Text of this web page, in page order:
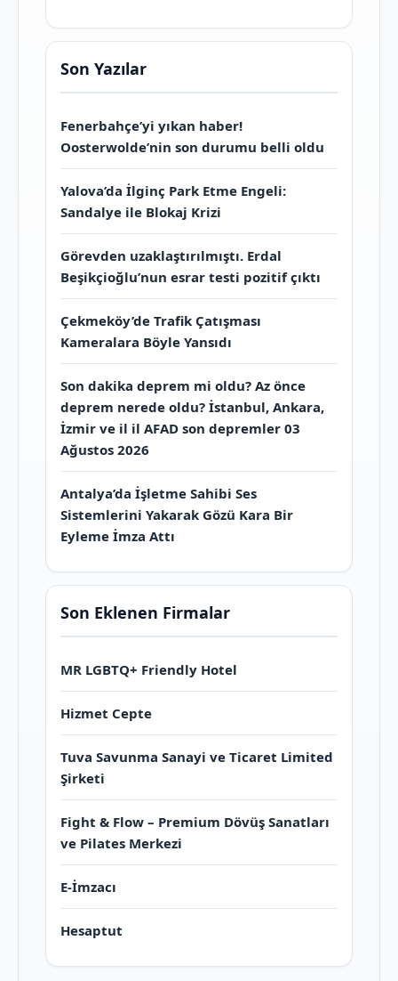
Son Yazılar
Fenerbahçe’yi yıkan haber!
Oosterwolde’nin son durumu belli oldu
Yalova’da İlginç Park Etme Engeli:
Sandalye ile Blokaj Krizi
Görevden uzaklaştırılmıştı. Erdal
Beşikçioğlu’nun esrar testi pozitif çıktı
Çekmeköy’de Trafik Çatışması
Kameralara Böyle Yansıdı
Son dakika deprem mi oldu? Az önce
deprem nerede oldu? İstanbul, Ankara,
İzmir ve il il AFAD son depremler 03
Ağustos 2026
Antalya’da İşletme Sahibi Ses
Sistemlerini Yakarak Gözü Kara Bir
Eyleme İmza Attı
Son Eklenen Firmalar
MR LGBTQ+ Friendly Hotel
Hizmet Cepte
Tuva Savunma Sanayi ve Ticaret Limited
Şirketi
Fight & Flow – Premium Dövüş Sanatları
ve Pilates Merkezi
E-İmzacı
Hesaptut